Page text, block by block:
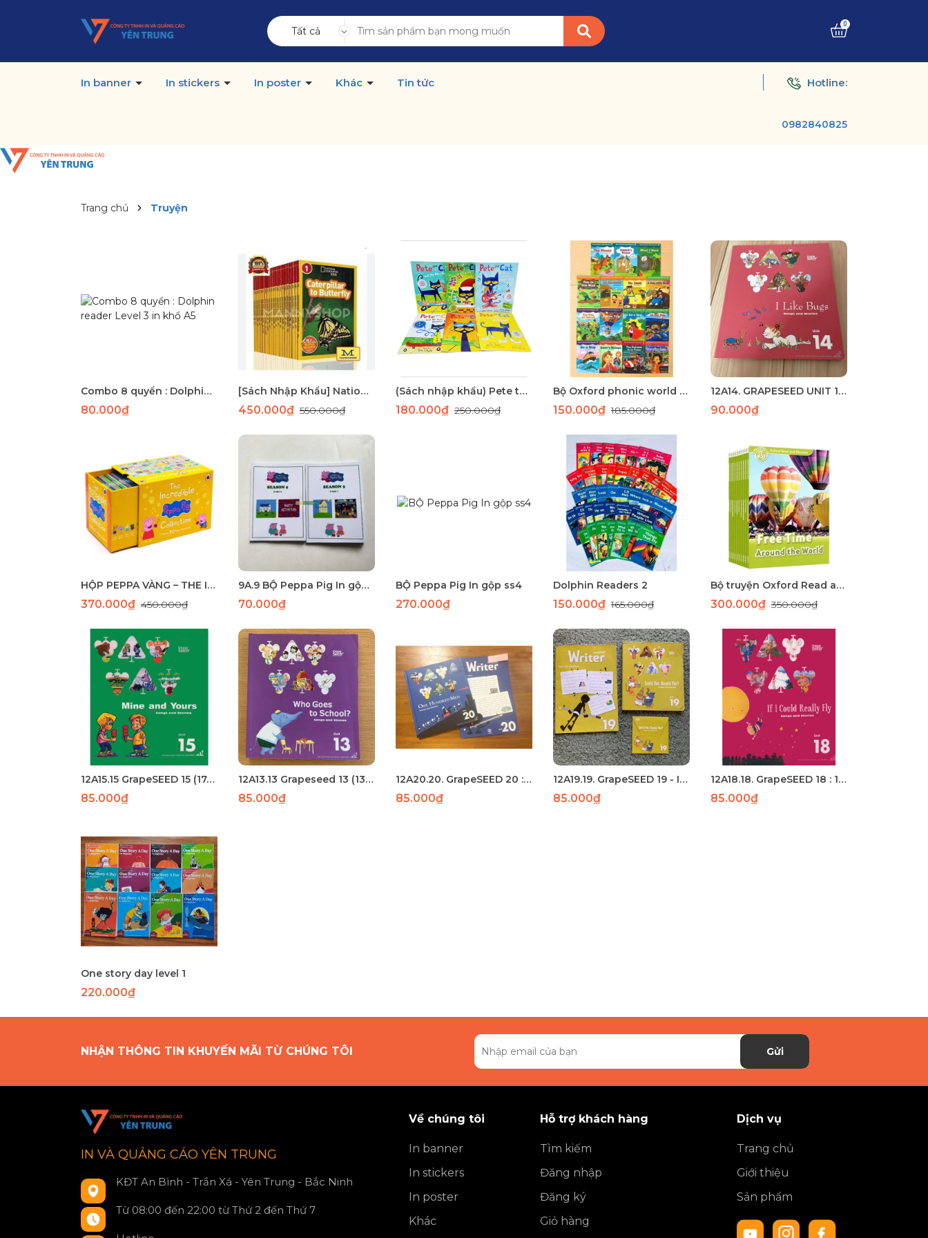
Tất cả
0
In banner In stickers In poster Khác Tin tức Hotline:
0982840825
Trang chủ Truyện
Combo 8 quyển : Dolphin reader Level 3 in khổ A5
80.000₫
[Sách Nhập Khẩu] National Geographic Kids Level 1 - 39 cuốn
450.000₫ 550.000₫
(Sách nhập khẩu) Pete the Cat ( 6 cuốn)
180.000₫ 250.000₫
Bộ Oxford phonic world Reader - 15 cuốn
150.000₫185.000₫
12A14. GRAPESEED UNIT 14 (149) - LASER
90.000₫
HỘP PEPPA VÀNG – THE INCREDIBLE PEPPA PIG STORYBOOKS COLLECTION – 50 CUỐN
370.000₫ 450.000₫
9A.9 BỘ Peppa Pig In gộp ss5( 2 quyển ) -124tr- IN PHUN
70.000₫
BỘ Peppa Pig In gộp ss4
270.000₫
Dolphin Readers 2
150.000₫165.000₫
Bộ truyện Oxford Read and Discover/ imagine 3 bộ 20 cuốn kèm file nghe
300.000₫ 350.000₫
12A15.15 GrapeSEED 15 (174) - Laser
85.000₫
12A13.13 Grapeseed 13 (130) - Laser
85.000₫
12A20.20. GrapeSEED 20 : 162 trang : Laser
85.000₫
12A19.19. GrapeSEED 19 - IN LASER 147
85.000₫
12A18.18. GrapeSEED 18 : 172 trang Laser
85.000₫
One story day level 1
220.000₫
NHẬN THÔNG TIN KHUYẾN MÃI TỪ CHÚNG TÔI Gửi
IN VÀ QUẢNG CÁO YÊN TRUNG
KĐT An Bình - Trần Xá - Yên Trung - Bắc Ninh
Từ 08:00 đến 22:00 từ Thứ 2 đến Thứ 7
Về chúng tôi
In banner
In stickers
In poster
Khác
Hỗ trợ khách hàng
Tìm kiếm
Đăng nhập
Đăng ký
Giỏ hàng
Dịch vụ
Trang chủ
Giới thiệu
Sản phẩm